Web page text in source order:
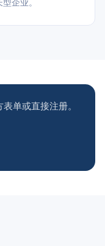
企业。
单或直接注册。